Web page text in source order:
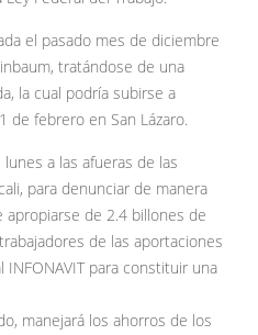
el pasado mes de diciembre
tratándose de una
la cual podría subirse a
de febrero en San Lázaro.
a las afueras de las
para denunciar de manera
de 2.4 billones de
de las aportaciones
INFONAVIT para constituir una
manejará los ahorros de los